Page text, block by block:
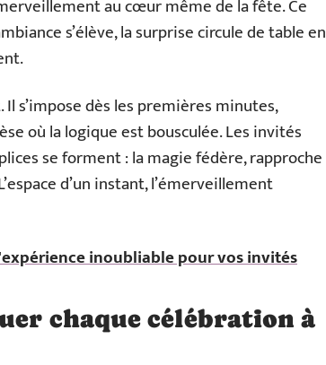
au cœur même de la fête. Ce
s’élève, la surprise circule de table en
s’impose dès les premières minutes,
où la logique est bousculée. Les invités
se forment : la magie fédère, rapproche
d’un instant, l’émerveillement
inoubliable pour vos invités
chaque célébration à